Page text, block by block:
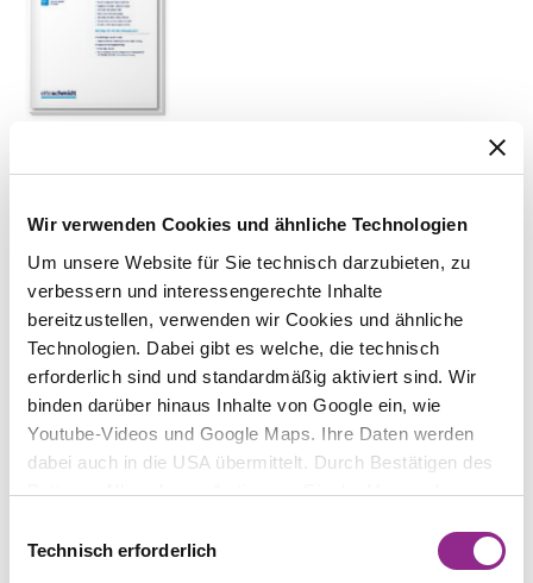
Wir verwenden Cookies und ähnliche Technologien
Um unsere Website für Sie technisch darzubieten, zu
verbessern und interessengerechte Inhalte
bereitzustellen, verwenden wir Cookies und ähnliche
Technologien. Dabei gibt es welche, die technisch
erforderlich sind und standardmäßig aktiviert sind. Wir
binden darüber hinaus Inhalte von Google ein, wie
Youtube-Videos und Google Maps. Ihre Daten werden
dabei auch in die USA übermittelt. Durch Bestätigen des
Buttons „Alle zulassen“ stimmen Sie der Verwendung zu.
Sie einzelne Kategorien an- oder abwählen und „Auswahl
erlauben“ klicken. Mit „Ablehnen“ werden keine Cookies
Technisch erforderlich
TITEL
Einordnung von Social Media-Aktivitäten als
Influencer-Marketing oder Privatnutzung
AUSGABE
02/2023
ERSCHEINUNGSDATUM
1. Februar 2023
VERLAG
ITRB